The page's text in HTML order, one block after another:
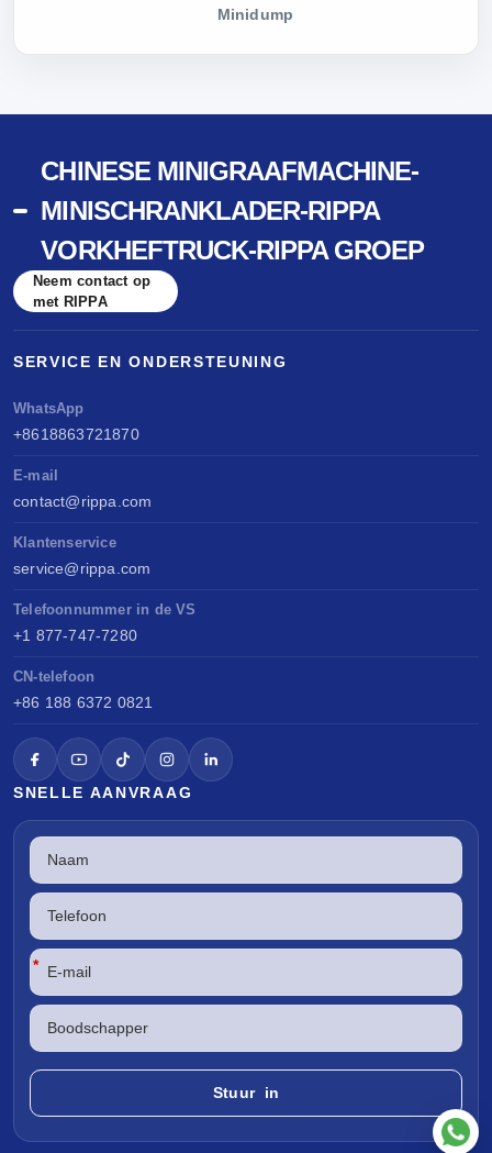
Minidump
CHINESE MINIGRAAFMACHINE-
MINISCHRANKLADER-RIPPA
VORKHEFTRUCK-RIPPA GROEP
Neem contact op
met RIPPA
SERVICE EN ONDERSTEUNING
WhatsApp
+8618863721870
E-mail
contact@rippa.com
Klantenservice
service@rippa.com
Telefoonnummer in de VS
+1 877-747-7280
CN-telefoon
+86 188 6372 0821
SNELLE AANVRAAG
*